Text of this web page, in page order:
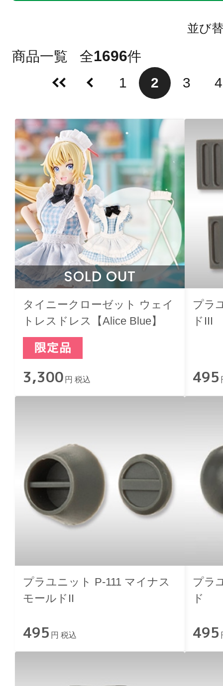
並び
商品一覧 全1696件
1
2 3 4
SOLD OUT
タイニークローゼット ウェイ
トレスドレス【Alice Blue】
3,300 円 税込
プラ
ドIII
495
プラユニット P-111 マイナス
モールドII
495 円 税込
プラ
ド
495